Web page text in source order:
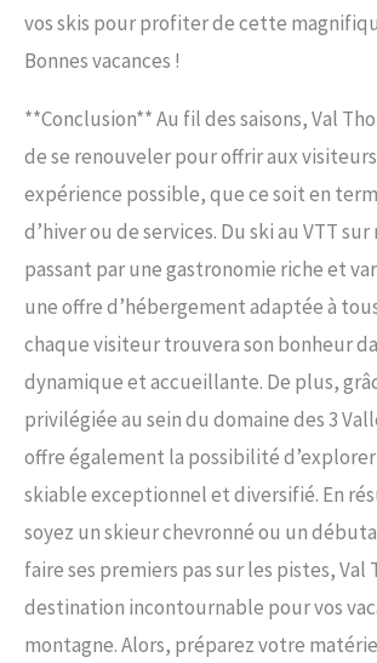
vos skis pour profiter de cette
Bonnes vacances !
**Conclusion** Au fil des saisons, Val
de se renouveler pour offrir aux
expérience possible, que ce soit en
d’hiver ou de services. Du ski au VTT sur
passant par une gastronomie riche et
une offre d’hébergement adaptée à
chaque visiteur trouvera son bonheur
dynamique et accueillante. De plus,
privilégiée au sein du domaine des 3
offre également la possibilité
skiable exceptionnel et diversifié. En
soyez un skieur chevronné ou un
faire ses premiers pas sur les pistes, Val
destination incontournable pour vos
montagne. Alors, préparez votre